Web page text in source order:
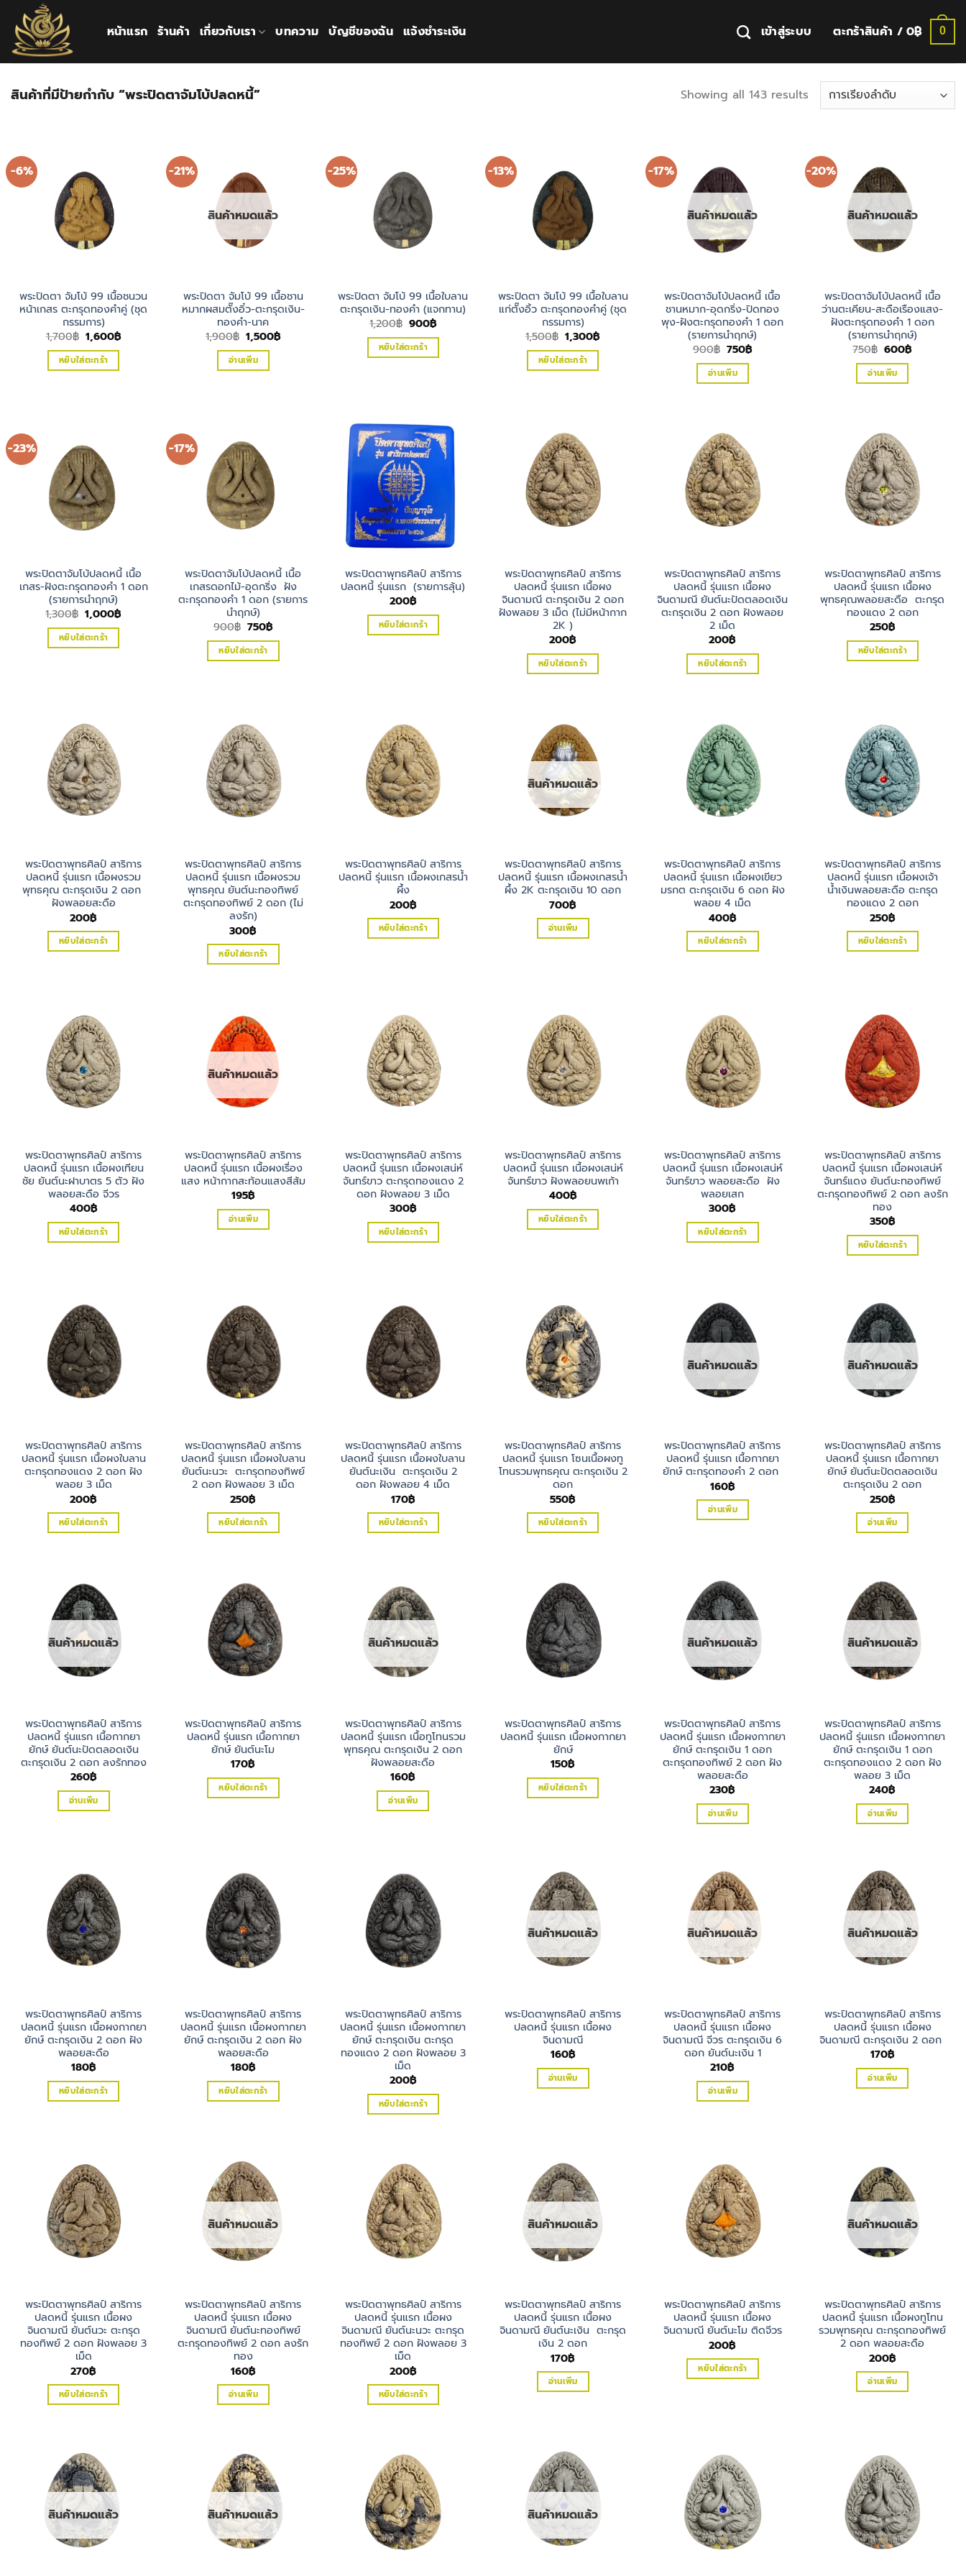
เนื้อหา
หน้าแรก ร้านค้า เกี่ยวกับเรา บทความ บัญชีของฉัน แจ้งชำระเงิน เข้าสู่ระบบ ตะกร้าสินค้า /0฿ 0
สินค้าที่มีป้ายกำกับ “พระปิดตาจัมโบ้ปลดหนี้” Showing all 143 results
-6%
พระปิดตา จัมโบ้ 99 เนื้อชนวน
หน้าเกสร ตะกรุดทองคำคู่ (ชุด
กรรมการ)
1,700฿ Original
price
was:
1,700฿.
1,600฿Current
หยิบใส่ตะกร้า
-21%
สินค้าหมดแล้ว
พระปิดตา จัมโบ้ 99 เนื้อชาน
หมากผสมตั๊งอิ๋ว-ตะกรุดเงิน-
ทองคำ-นาค
1,900฿ Original
price
was:
1,900฿.
1,500฿Current
อ่านเพิ่ม
-25%
พระปิดตา จัมโบ้ 99 เนื้อใบลาน
ตะกรุดเงิน-ทองคำ (แจกทาน)
1,200฿ Original
price
was:
1,200฿.
900฿Current
is:
900฿.
หยิบใส่ตะกร้า
-13%
พระปิดตา จัมโบ้ 99 เนื้อใบลาน
แก่ตั๊งอิ้ว ตะกรุดทองคำคู่ (ชุด
กรรมการ)
1,500฿ Original
price
was:
1,500฿.
1,300฿Current
หยิบใส่ตะกร้า
-17%
สินค้าหมดแล้ว
พระปิดตาจัมโบ้ปลดหนี้ เนื้อ
ชานหมาก-อุดกริ่ง-ปิดทอง
พุง-ฝังตะกรุดทองคำ 1 ดอก
(รายการนำฤกษ์)
900฿ Original
price
was:
900฿.
750฿Current
อ่านเพิ่ม
-20%
สินค้าหมดแล้ว
พระปิดตาจัมโบ้ปลดหนี้ เนื้อ
ว่านตะเคียน-สะดือเรืองแสง-
ฝังตะกรุดทองคำ 1 ดอก
(รายการนำฤกษ์)
750฿ Original
price
was:
750฿.
600฿Current
อ่านเพิ่ม
-23%
พระปิดตาจัมโบ้ปลดหนี้ เนื้อ
เกสร-ฝังตะกรุดทองคำ 1 ดอก
(รายการนำฤกษ์)
1,300฿ Original
price
was:
1,300฿.
1,000฿Current
หยิบใส่ตะกร้า
-17%
พระปิดตาจัมโบ้ปลดหนี้ เนื้อ
เกสรดอกไม้-อุดกริ่ง ฝัง
ตะกรุดทองคำ 1 ดอก (รายการ
นำฤกษ์)
900฿ Original
price
was:
900฿.
750฿Current
price
is:
750฿.
หยิบใส่ตะกร้า
พระปิดตาพุทธศิลป์ สาริการ
ปลดหนี้ รุ่นแรก (รายการลุ้น)
200฿
หยิบใส่ตะกร้า
พระปิดตาพุทธศิลป์ สาริการ
ปลดหนี้ รุ่นแรก เนื้อผง
จินดามณี ตะกรุดเงิน 2 ดอก
ฝังพลอย 3 เม็ด (ไม่มีหน้ากาก
2K )
200฿
หยิบใส่ตะกร้า
พระปิดตาพุทธศิลป์ สาริการ
ปลดหนี้ รุ่นแรก เนื้อผง
จินดามณี ยันต์นะปัดตลอดเงิน
ตะกรุดเงิน 2 ดอก ฝังพลอย
2 เม็ด
200฿
หยิบใส่ตะกร้า
พระปิดตาพุทธศิลป์ สาริการ
ปลดหนี้ รุ่นแรก เนื้อผง
พุทธคุณพลอยสะดือ ตะกรุด
ทองแดง 2 ดอก
250฿
หยิบใส่ตะกร้า
พระปิดตาพุทธศิลป์ สาริการ
ปลดหนี้ รุ่นแรก เนื้อผงรวม
พุทธคุณ ตะกรุดเงิน 2 ดอก
ฝังพลอยสะดือ
200฿
หยิบใส่ตะกร้า
พระปิดตาพุทธศิลป์ สาริการ
ปลดหนี้ รุ่นแรก เนื้อผงรวม
พุทธคุณ ยันต์นะทองทิพย์
ตะกรุดทองทิพย์ 2 ดอก (ไม่
ลงรัก)
300฿
หยิบใส่ตะกร้า
พระปิดตาพุทธศิลป์ สาริการ
ปลดหนี้ รุ่นแรก เนื้อผงเกสรน้ำ
ผึ้ง
200฿
หยิบใส่ตะกร้า
สินค้าหมดแล้ว
พระปิดตาพุทธศิลป์ สาริการ
ปลดหนี้ รุ่นแรก เนื้อผงเกสรน้ำ
ผึ้ง 2K ตะกรุดเงิน 10 ดอก
700฿
อ่านเพิ่ม
พระปิดตาพุทธศิลป์ สาริการ
ปลดหนี้ รุ่นแรก เนื้อผงเขียว
มรกต ตะกรุดเงิน 6 ดอก ฝัง
พลอย 4 เม็ด
400฿
หยิบใส่ตะกร้า
พระปิดตาพุทธศิลป์ สาริการ
ปลดหนี้ รุ่นแรก เนื้อผงเจ้า
น้ำเงินพลอยสะดือ ตะกรุด
ทองแดง 2 ดอก
250฿
หยิบใส่ตะกร้า
พระปิดตาพุทธศิลป์ สาริการ
ปลดหนี้ รุ่นแรก เนื้อผงเทียน
ชัย ยันต์นะฝาบาตร 5 ตัว ฝัง
พลอยสะดือ จีวร
400฿
หยิบใส่ตะกร้า
สินค้าหมดแล้ว
พระปิดตาพุทธศิลป์ สาริการ
ปลดหนี้ รุ่นแรก เนื้อผงเรื่อง
แสง หน้ากากสะท้อนแสงสีส้ม
195฿
อ่านเพิ่ม
พระปิดตาพุทธศิลป์ สาริการ
ปลดหนี้ รุ่นแรก เนื้อผงเสน่ห์
จันทร์ขาว ตะกรุดทองแดง 2
ดอก ฝังพลอย 3 เม็ด
300฿
หยิบใส่ตะกร้า
พระปิดตาพุทธศิลป์ สาริการ
ปลดหนี้ รุ่นแรก เนื้อผงเสน่ห์
จันทร์ขาว ฝังพลอยนพเก้า
400฿
หยิบใส่ตะกร้า
พระปิดตาพุทธศิลป์ สาริการ
ปลดหนี้ รุ่นแรก เนื้อผงเสน่ห์
จันทร์ขาว พลอยสะดือ ฝัง
พลอยเสก
300฿
หยิบใส่ตะกร้า
พระปิดตาพุทธศิลป์ สาริการ
ปลดหนี้ รุ่นแรก เนื้อผงเสน่ห์
จันทร์แดง ยันต์นะทองทิพย์
ตะกรุดทองทิพย์ 2 ดอก ลงรัก
ทอง
350฿
หยิบใส่ตะกร้า
พระปิดตาพุทธศิลป์ สาริการ
ปลดหนี้ รุ่นแรก เนื้อผงใบลาน
ตะกรุดทองแดง 2 ดอก ฝัง
พลอย 3 เม็ด
200฿
หยิบใส่ตะกร้า
พระปิดตาพุทธศิลป์ สาริการ
ปลดหนี้ รุ่นแรก เนื้อผงใบลาน
ยันต์นะนวะ ตะกรุดทองทิพย์
2 ดอก ฝังพลอย 3 เม็ด
250฿
หยิบใส่ตะกร้า
พระปิดตาพุทธศิลป์ สาริการ
ปลดหนี้ รุ่นแรก เนื้อผงใบลาน
ยันต์นะเงิน ตะกรุดเงิน 2
ดอก ฝังพลอย 4 เม็ด
170฿
หยิบใส่ตะกร้า
พระปิดตาพุทธศิลป์ สาริการ
ปลดหนี้ รุ่นแรก โซนเนื้อผงทู
โทนรวมพุทธคุณ ตะกรุดเงิน 2
ดอก
550฿
หยิบใส่ตะกร้า
สินค้าหมดแล้ว
พระปิดตาพุทธศิลป์ สาริการ
ปลดหนี้ รุ่นแรก เนื้อกากยา
ยักษ์ ตะกรุดทองคำ 2 ดอก
160฿
อ่านเพิ่ม
สินค้าหมดแล้ว
พระปิดตาพุทธศิลป์ สาริการ
ปลดหนี้ รุ่นแรก เนื้อกากยา
ยักษ์ ยันต์นะปัดตลอดเงิน
ตะกรุดเงิน 2 ดอก
250฿
อ่านเพิ่ม
สินค้าหมดแล้ว
พระปิดตาพุทธศิลป์ สาริการ
ปลดหนี้ รุ่นแรก เนื้อกากยา
ยักษ์ ยันต์นะปัดตลอดเงิน
ตะกรุดเงิน 2 ดอก ลงรักทอง
260฿
อ่านเพิ่ม
พระปิดตาพุทธศิลป์ สาริการ
ปลดหนี้ รุ่นแรก เนื้อกากยา
ยักษ์ ยันต์นะโม
170฿
หยิบใส่ตะกร้า
สินค้าหมดแล้ว
พระปิดตาพุทธศิลป์ สาริการ
ปลดหนี้ รุ่นแรก เนื้อทูโทนรวม
พุทธคุณ ตะกรุดเงิน 2 ดอก
ฝังพลอยสะดือ
160฿
อ่านเพิ่ม
พระปิดตาพุทธศิลป์ สาริการ
ปลดหนี้ รุ่นแรก เนื้อผงกากยา
ยักษ์
150฿
หยิบใส่ตะกร้า
สินค้าหมดแล้ว
พระปิดตาพุทธศิลป์ สาริการ
ปลดหนี้ รุ่นแรก เนื้อผงกากยา
ยักษ์ ตะกรุดเงิน 1 ดอก
ตะกรุดทองทิพย์ 2 ดอก ฝัง
พลอยสะดือ
230฿
อ่านเพิ่ม
สินค้าหมดแล้ว
พระปิดตาพุทธศิลป์ สาริการ
ปลดหนี้ รุ่นแรก เนื้อผงกากยา
ยักษ์ ตะกรุดเงิน 1 ดอก
ตะกรุดทองแดง 2 ดอก ฝัง
พลอย 3 เม็ด
240฿
อ่านเพิ่ม
พระปิดตาพุทธศิลป์ สาริการ
ปลดหนี้ รุ่นแรก เนื้อผงกากยา
ยักษ์ ตะกรุดเงิน 2 ดอก ฝัง
พลอยสะดือ
180฿
หยิบใส่ตะกร้า
พระปิดตาพุทธศิลป์ สาริการ
ปลดหนี้ รุ่นแรก เนื้อผงกากยา
ยักษ์ ตะกรุดเงิน 2 ดอก ฝัง
พลอยสะดือ
180฿
หยิบใส่ตะกร้า
พระปิดตาพุทธศิลป์ สาริการ
ปลดหนี้ รุ่นแรก เนื้อผงกากยา
ยักษ์ ตะกรุดเงิน ตะกรุด
ทองแดง 2 ดอก ฝังพลอย 3
เม็ด
200฿
หยิบใส่ตะกร้า
สินค้าหมดแล้ว
พระปิดตาพุทธศิลป์ สาริการ
ปลดหนี้ รุ่นแรก เนื้อผง
จินดามณี
160฿
อ่านเพิ่ม
สินค้าหมดแล้ว
พระปิดตาพุทธศิลป์ สาริการ
ปลดหนี้ รุ่นแรก เนื้อผง
จินดามณี จีวร ตะกรุดเงิน 6
ดอก ยันต์นะเงิน 1
210฿
อ่านเพิ่ม
สินค้าหมดแล้ว
พระปิดตาพุทธศิลป์ สาริการ
ปลดหนี้ รุ่นแรก เนื้อผง
จินดามณี ตะกรุดเงิน 2 ดอก
170฿
อ่านเพิ่ม
พระปิดตาพุทธศิลป์ สาริการ
ปลดหนี้ รุ่นแรก เนื้อผง
จินดามณี ยันต์นวะ ตะกรุด
ทองทิพย์ 2 ดอก ฝังพลอย 3
เม็ด
270฿
หยิบใส่ตะกร้า
สินค้าหมดแล้ว
พระปิดตาพุทธศิลป์ สาริการ
ปลดหนี้ รุ่นแรก เนื้อผง
จินดามณี ยันต์นะทองทิพย์
ตะกรุดทองทิพย์ 2 ดอก ลงรัก
ทอง
160฿
อ่านเพิ่ม
พระปิดตาพุทธศิลป์ สาริการ
ปลดหนี้ รุ่นแรก เนื้อผง
จินดามณี ยันต์นะนวะ ตะกรุด
ทองทิพย์ 2 ดอก ฝังพลอย 3
เม็ด
200฿
หยิบใส่ตะกร้า
สินค้าหมดแล้ว
พระปิดตาพุทธศิลป์ สาริการ
ปลดหนี้ รุ่นแรก เนื้อผง
จินดามณี ยันต์นะเงิน ตะกรุด
เงิน 2 ดอก
170฿
อ่านเพิ่ม
พระปิดตาพุทธศิลป์ สาริการ
ปลดหนี้ รุ่นแรก เนื้อผง
จินดามณี ยันต์นะโม ติดจีวร
200฿
หยิบใส่ตะกร้า
สินค้าหมดแล้ว
พระปิดตาพุทธศิลป์ สาริการ
ปลดหนี้ รุ่นแรก เนื้อผงทูโทน
รวมพุทธคุณ ตะกรุดทองทิพย์
2 ดอก พลอยสะดือ
200฿
อ่านเพิ่ม
สินค้าหมดแล้ว สินค้าหมดแล้ว สินค้าหมดแล้ว